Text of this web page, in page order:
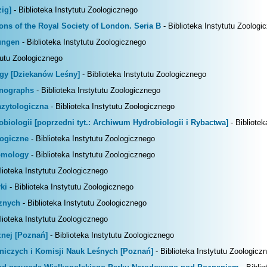
- Biblioteka Instytutu Zoologicznego
of the Royal Society of London. Seria B - Biblioteka Instytutu
- Biblioteka Instytutu Zoologicznego
Zoologicznego
[Dziekanów Leśny] - Biblioteka Instytutu Zoologicznego
- Biblioteka Instytutu Zoologicznego
- Biblioteka Instytutu Zoologicznego
[poprzedni tyt.: Archiwum Hydrobiologii i Rybactwa] -
- Biblioteka Instytutu Zoologicznego
- Biblioteka Instytutu Zoologicznego
Instytutu Zoologicznego
- Biblioteka Instytutu Zoologicznego
- Biblioteka Instytutu Zoologicznego
Instytutu Zoologicznego
[Poznań] - Biblioteka Instytutu Zoologicznego
i Komisji Nauk Leśnych [Poznań] - Biblioteka Instytutu